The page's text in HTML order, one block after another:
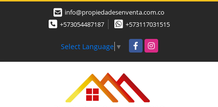
info@propiedadesenventa.com.co
+573054487187
+573117031515
Select Language ▼ FacebookInstagram